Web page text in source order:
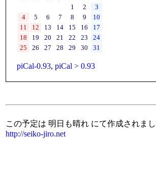
1
2
3
4
5 6 7 8 9
10
11
12 13 14 15 16
17
18
19 20 21 22 23
24
25
26 27 28 29 30 31
piCal-0.93, piCal > 0.93
この予定は 明日も晴れ にて作成されま
http://seiko-jiro.net